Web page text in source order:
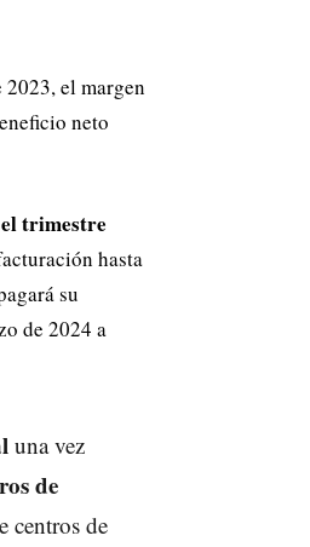
el margen
neto
trimestre
hasta
su
de 2024 a
una vez
de
centros de